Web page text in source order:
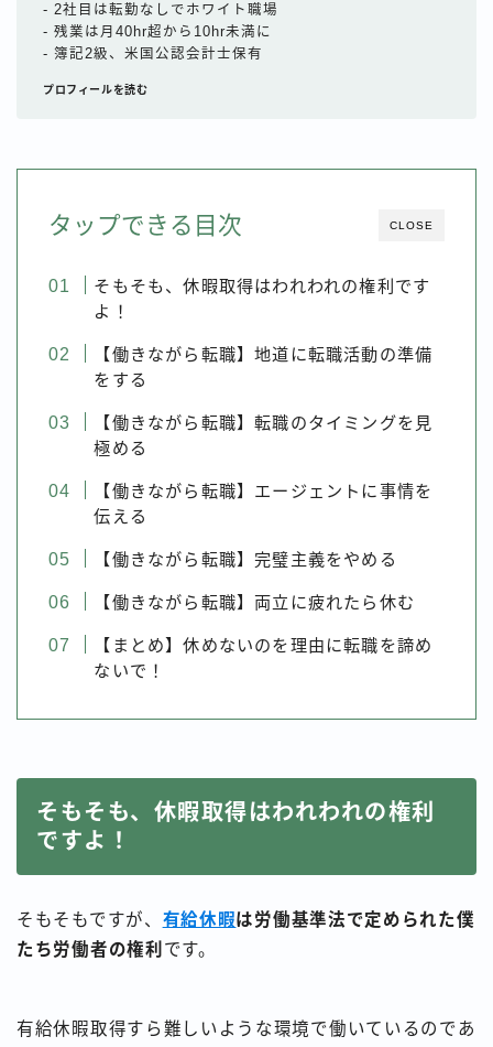
- 2社目は転勤なしでホワイト職場
- 残業は月40hr超から10hr未満に
- 簿記2級、米国公認会計士保有
プロフィールを読む
CLOSE
タップできる目次
そもそも、休暇取得はわれわれの権利です
よ！
【働きながら転職】地道に転職活動の準備
をする
【働きながら転職】転職のタイミングを見
極める
【働きながら転職】エージェントに事情を
伝える
【働きながら転職】完璧主義をやめる
【働きながら転職】両立に疲れたら休む
【まとめ】休めないのを理由に転職を諦め
ないで！
そもそも、休暇取得はわれわれの権利
ですよ！
そもそもですが、 有給休暇は労働基準法で定められた僕
たち労働者の権利 です。
有給休暇取得すら難しいような環境で働いているのであ